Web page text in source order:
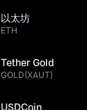
以太坊
ETH
Tether Gold
GOLD(XAUT)
USDCoin